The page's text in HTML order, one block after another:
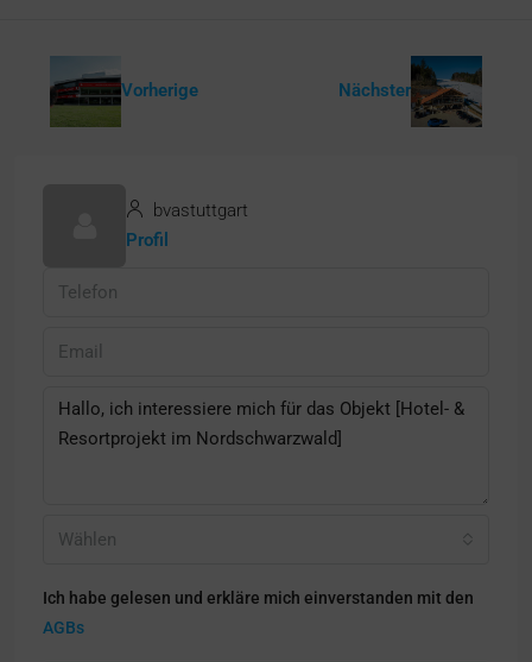
Vorherige Nächster
bvastuttgart
Profil
Wählen
Ich habe gelesen und erkläre mich einverstanden mit den
AGBs